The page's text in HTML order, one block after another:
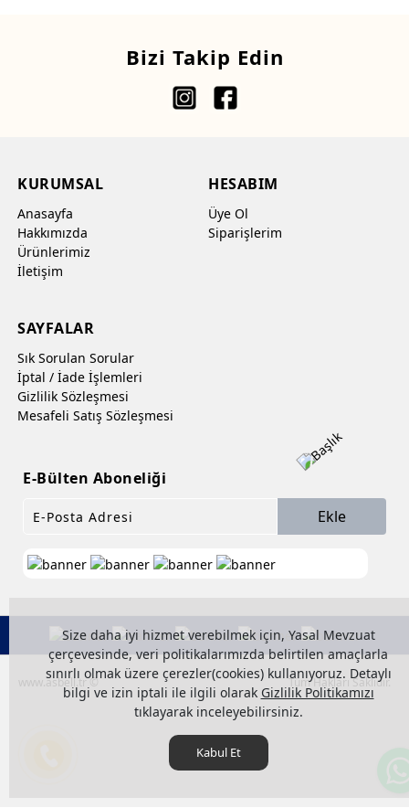
Size daha iyi hizmet verebilmek için, Yasal Mevzuat
çerçevesinde, veri politikalarımızda belirtilen amaçlarla
sınırlı olmak üzere çerezler(cookies) kullanıyoruz. Detaylı
bilgi ve izin iptali ile ilgili olarak Gizlilik Politikamızı
tıklayarak inceleyebilirsiniz.
Kabul Et
Bizi Takip Edin
KURUMSAL
Anasayfa
Hakkımızda
Ürünlerimiz
İletişim
HESABIM
Üye Ol
Siparişlerim
SAYFALAR
Sık Sorulan Sorular
İptal / İade İşlemleri
Gizlilik Sözleşmesi
Mesafeli Satış Sözleşmesi
E-Bülten Aboneliği
Ekle
www.asbell.tr © Tüm Hakları Saklıdır.